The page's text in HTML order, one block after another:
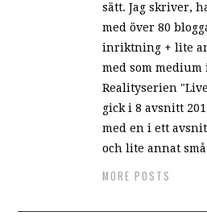
sätt. Jag skriver,
med över 80
inriktning + lite
med som medium
Realityserien
gick i 8 avsnitt
med en i ett
och lite annat
MORE POSTS